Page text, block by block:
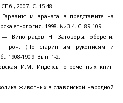
2007. С. 15-48.
и враната в представите на
етнология. 1998. № 3-4. С. 89-109.
— Виноградов Н. Заговоры, обереги,
проч. (По старинным рукописям и
1908-1909. Вып. 1-2.
И.М. Индексы отреченных книг.
животных в славянской народной